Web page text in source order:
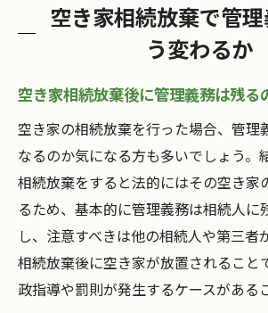
空き家相続放棄で変わる管理
すく紹介
放棄後の空き家を巡る責任と対
空き家放棄後の管理責任は
説
空き家相続放棄後も必要な
る
空き家放棄時に残る責任と具
空き家相続放棄で管
う変わるか
空き家相続放棄後に管理義務は残る
空き家の相続放棄を行った場合、管理
なるのか気になる方も多いでしょう。
相続放棄をすると法的にはその空き家
るため、基本的に管理義務は相続人に
し、注意すべきは他の相続人や第三者
相続放棄後に空き家が放置されること
政指導や罰則が発生するケースがある